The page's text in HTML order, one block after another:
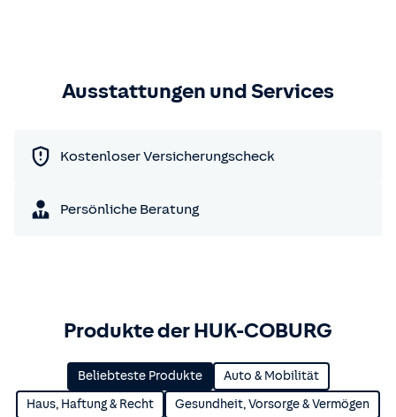
Ausstattungen und Services
Kostenloser Versicherungscheck
Persönliche Beratung
Produkte der HUK-COBURG
Beliebteste Produkte Auto & Mobilität
Haus, Haftung & Recht Gesundheit, Vorsorge & Vermögen